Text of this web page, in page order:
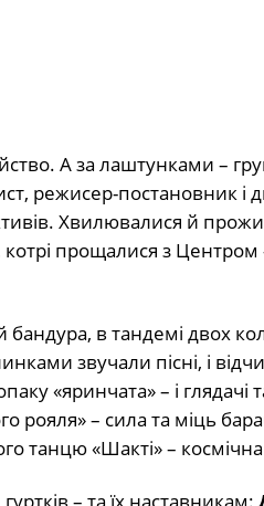
А за лаштунками –
режисер-постановник і
Хвилювалися й
прощалися з Центром
в тандемі двох
звучали пісні, і
«яринчата» – і глядачі
рояля» – сила та міць
танцю «Шакті» –